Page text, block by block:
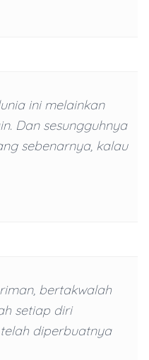
ini melainkan
Dan sesungguhnya
sebenarnya, kalau
bertakwalah
setiap diri
diperbuatnya